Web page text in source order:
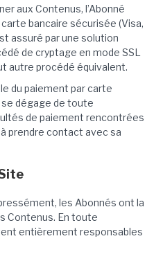
aux Contenus, l’Abonné
bancaire sécurisée (Visa,
assuré par une solution
de cryptage en mode SSL
autre procédé équivalent.
du paiement par carte
dégage de toute
de paiement rencontrées
prendre contact avec sa
les Abonnés ont la
Contenus. En toute
entièrement responsables